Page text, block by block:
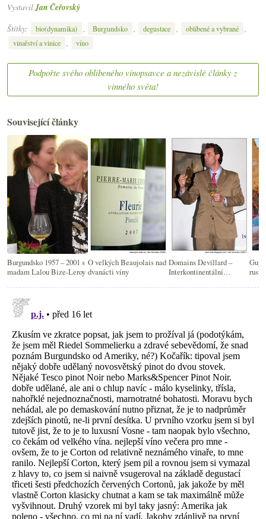
Vystavil Jan Čeřovský
Štítky:
bio(dynamika) , Burgundsko , degustace , oblíbené a vybrané ,
vinařství a vinice , víno
Podpořte svého oblíbeného vínopsavce a nezávislé články z
vinného světa!
Související články
Burgundsko 1957 – 2001 s
madam Lalou Bize-Leroy
O velkých Beaujolais nad
dvanácti víny
Domains Devillard –
Interkontinentální
Guy